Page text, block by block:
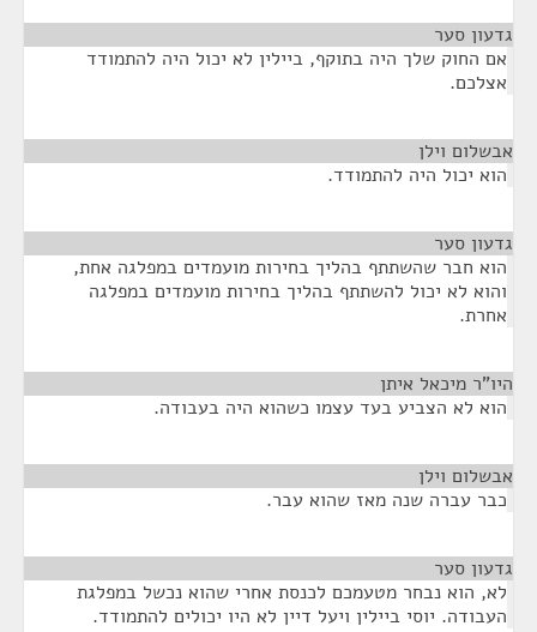
גדעון סער
אם החוק שלך היה בתוקף, ביילין לא יכול היה להתמודד
אצלכם.
אבשלום וילן
הוא יכול היה להתמודד.
גדעון סער
הוא חבר שהשתתף בהליך בחירות מועמדים במפלגה אחת,
והוא לא יכול להשתתף בהליך בחירות מועמדים במפלגה
אחרת.
היו"ר מיכאל איתן
הוא לא הצביע בעד עצמו כשהוא היה בעבודה.
אבשלום וילן
כבר עברה שנה מאז שהוא עבר.
גדעון סער
לא, הוא נבחר מטעמכם לכנסת אחרי שהוא נכשל במפלגת
העבודה. יוסי ביילין ויעל דיין לא היו יכולים להתמודד.